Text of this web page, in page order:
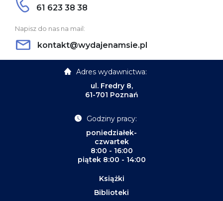
61 623 38 38
Napisz do nas na mail:
kontakt@wydajenamsie.pl
Adres wydawnictwa:
ul. Fredry 8,
61-701 Poznań
Godziny pracy:
poniedziałek-
czwartek
8:00 - 16:00
piątek 8:00 - 14:00
Książki
Biblioteki